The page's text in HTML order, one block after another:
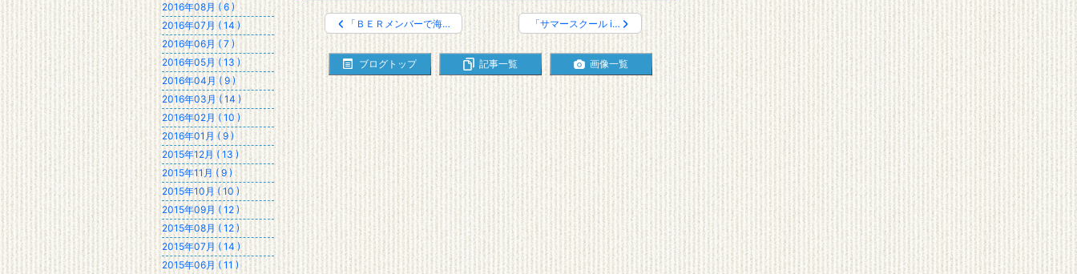
「ＢＥＲメンバーで海… 「サマースクール i…
ブログトップ 記事一覧 画像一覧
2016年08月 ( 6 )
2016年07月 ( 14 )
2016年06月 ( 7 )
2016年05月 ( 13 )
2016年04月 ( 9 )
2016年03月 ( 14 )
2016年02月 ( 10 )
2016年01月 ( 9 )
2015年12月 ( 13 )
2015年11月 ( 9 )
2015年10月 ( 10 )
2015年09月 ( 12 )
2015年08月 ( 12 )
2015年07月 ( 14 )
2015年06月 ( 11 )